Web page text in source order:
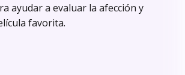
ayudar a evaluar la afección y
favorita.